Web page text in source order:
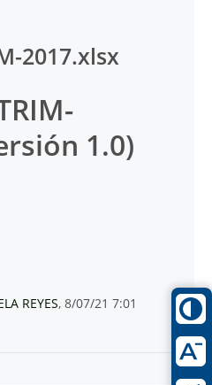
2017.xlsx
1.0)
REYES, 8/07/21 7:01